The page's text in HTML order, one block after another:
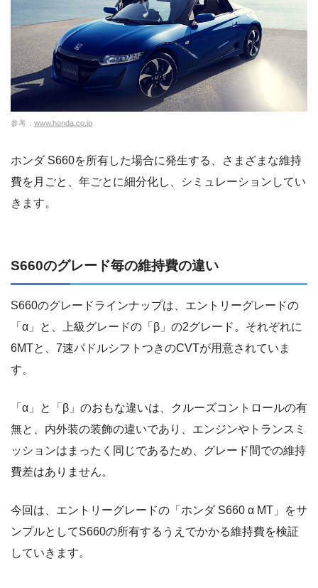
参考： www.honda.co.jp
ホンダ S660を所有した場合に発生する、さまざまな維持
費を月ごと、年ごとに細分化し、シミュレーションしてい
きます。
S660のグレード毎の維持費の違い
S660のグレードラインナップは、エントリーグレードの
「α」と、上級グレードの「β」の2グレード。それぞれに
6MTと、7速パドルシフトつきのCVTが用意されていま
す。
「α」と「β」のおもな違いは、クルーズコントロールの有
無と、内外装の装飾の違いであり、エンジンやトランスミ
ッションはまったく同じであるため、グレード間での維持
費差はありません。
今回は、エントリーグレードの「ホンダ S660 α MT」をサ
ンプルとしてS660の所有するうえでかかる維持費を検証
していきます。